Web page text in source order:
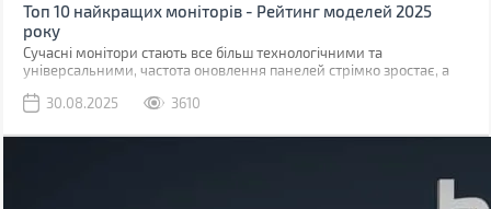
Топ 10 найкращих моніторів - Рейтинг моделей 2025
року
Сучасні монітори стають все більш технологічними та
універсальними, частота оновлення панелей стрімко зростає, а
частотою оновлення 100 Гц вже стали стандартом.
30.08.2025 3610